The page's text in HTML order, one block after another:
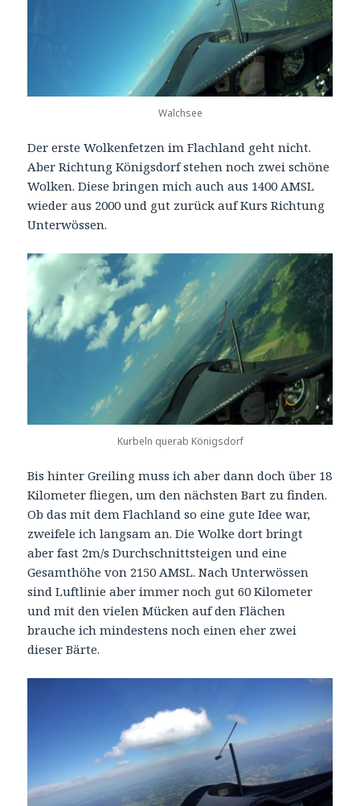
Walchsee
Der erste Wolkenfetzen im Flachland geht nicht.
Aber Richtung Königsdorf stehen noch zwei schöne
Wolken. Diese bringen mich auch aus 1400 AMSL
wieder aus 2000 und gut zurück auf Kurs Richtung
Unterwössen.
Kurbeln querab Königsdorf
Bis hinter Greiling muss ich aber dann doch über 18
Kilometer fliegen, um den nächsten Bart zu finden.
Ob das mit dem Flachland so eine gute Idee war,
zweifele ich langsam an. Die Wolke dort bringt
aber fast 2m/s Durchschnittsteigen und eine
Gesamthöhe von 2150 AMSL. Nach Unterwössen
sind Luftlinie aber immer noch gut 60 Kilometer
und mit den vielen Mücken auf den Flächen
brauche ich mindestens noch einen eher zwei
dieser Bärte.